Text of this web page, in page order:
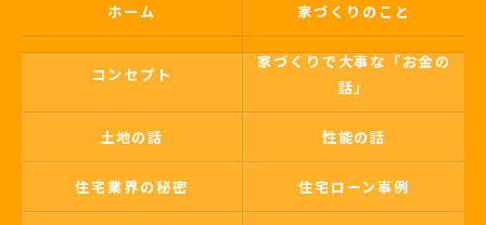
ホーム 家づくりのこと
コンセプト
家づくりで大事な「お金の
話」
土地の話 性能の話
住宅業界の秘密 住宅ローン事例